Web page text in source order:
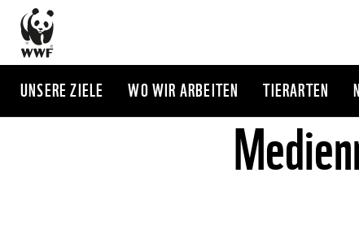
Direkt
zum
Inhalt
UNSERE ZIELE WO WIR ARBEITEN TIERARTEN